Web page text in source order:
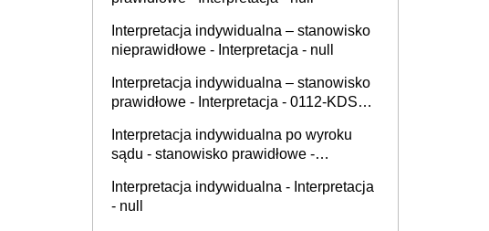
Interpretacja indywidualna – stanowisko
nieprawidłowe - Interpretacja - null
Interpretacja indywidualna – stanowisko
prawidłowe - Interpretacja - 0112-KDSL1-
Interpretacja indywidualna po wyroku
sądu - stanowisko prawidłowe -
Interpretacja indywidualna - Interpretacja
- null